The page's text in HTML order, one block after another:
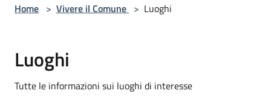
Home > Vivere il Comune > Luoghi
Luoghi
Tutte le informazioni sui luoghi di interesse